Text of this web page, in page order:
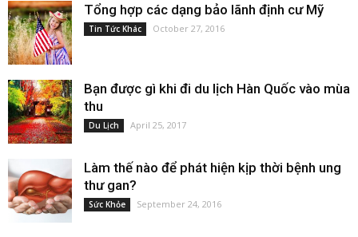
Tổng hợp các dạng bảo lãnh định cư Mỹ
Tin Tức Khác October 27, 2016
Bạn được gì khi đi du lịch Hàn Quốc vào mùa
thu
Du Lịch April 25, 2017
Làm thế nào để phát hiện kịp thời bệnh ung
thư gan?
Sức Khỏe September 24, 2016